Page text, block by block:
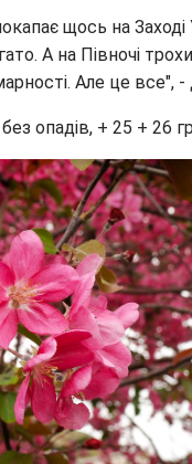
щось на Заході
А на Півночі
Але це все", -
опадів, + 25 + 26